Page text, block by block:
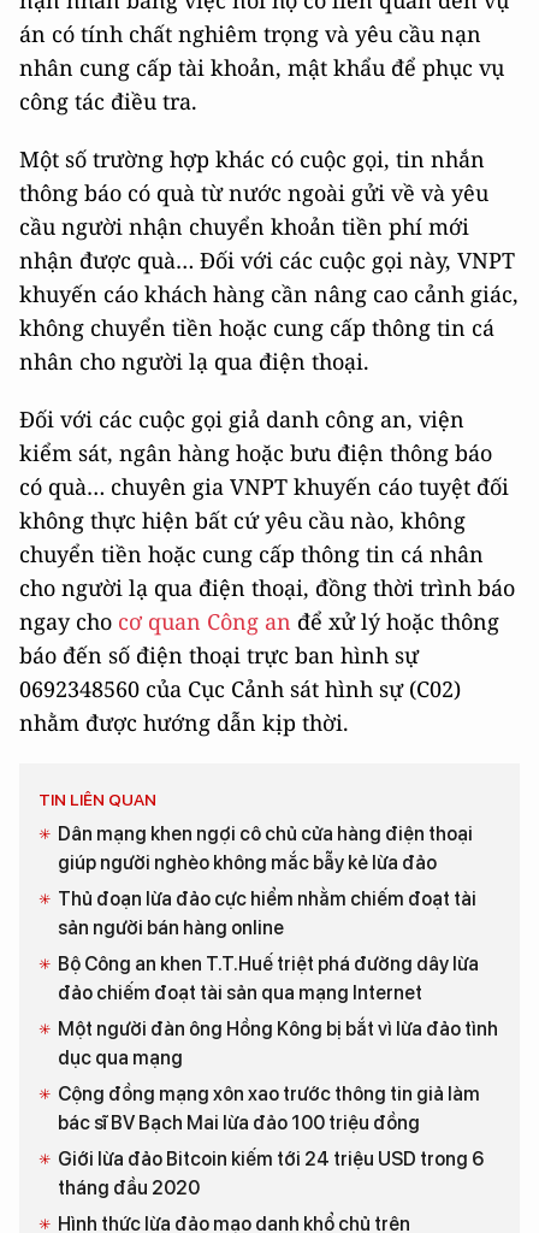
án có tính chất nghiêm trọng và yêu cầu nạn
nhân cung cấp tài khoản, mật khẩu để phục vụ
công tác điều tra.
Một số trường hợp khác có cuộc gọi, tin nhắn
thông báo có quà từ nước ngoài gửi về và yêu
cầu người nhận chuyển khoản tiền phí mới
nhận được quà… Đối với các cuộc gọi này, VNPT
khuyến cáo khách hàng cần nâng cao cảnh giác,
không chuyển tiền hoặc cung cấp thông tin cá
nhân cho người lạ qua điện thoại.
Đối với các cuộc gọi giả danh công an, viện
kiểm sát, ngân hàng hoặc bưu điện thông báo
có quà… chuyên gia VNPT khuyến cáo tuyệt đối
không thực hiện bất cứ yêu cầu nào, không
chuyển tiền hoặc cung cấp thông tin cá nhân
cho người lạ qua điện thoại, đồng thời trình báo
ngay cho cơ quan Công an để xử lý hoặc thông
báo đến số điện thoại trực ban hình sự
0692348560 của Cục Cảnh sát hình sự (C02)
nhằm được hướng dẫn kịp thời.
TIN LIÊN QUAN
Dân mạng khen ngợi cô chủ cửa hàng điện thoại
giúp người nghèo không mắc bẫy kẻ lừa đảo
Thủ đoạn lừa đảo cực hiểm nhằm chiếm đoạt tài
sản người bán hàng online
Bộ Công an khen T.T.Huế triệt phá đường dây lừa
đảo chiếm đoạt tài sản qua mạng Internet
Một người đàn ông Hồng Kông bị bắt vì lừa đảo tình
dục qua mạng
Cộng đồng mạng xôn xao trước thông tin giả làm
bác sĩ BV Bạch Mai lừa đảo 100 triệu đồng
Giới lừa đảo Bitcoin kiếm tới 24 triệu USD trong 6
tháng đầu 2020
Hình thức lừa đảo mạo danh khổ chủ trên